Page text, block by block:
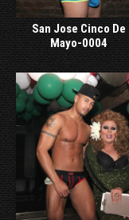
San Jose Cinco De
Mayo-0004